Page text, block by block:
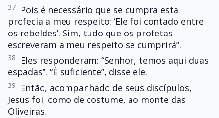
37
Pois é necessário que se cumpra esta
profecia a meu respeito: ‘Ele foi contado entre
os rebeldes’. Sim, tudo que os profetas
escreveram a meu respeito se cumprirá”.
38
Eles responderam: “Senhor, temos aqui duas
espadas”. “É suficiente”, disse ele.
39
Então, acompanhado de seus discípulos,
Jesus foi, como de costume, ao monte das
Oliveiras.